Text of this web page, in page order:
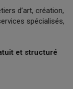
d’art, création,
spécialisés,
et structuré